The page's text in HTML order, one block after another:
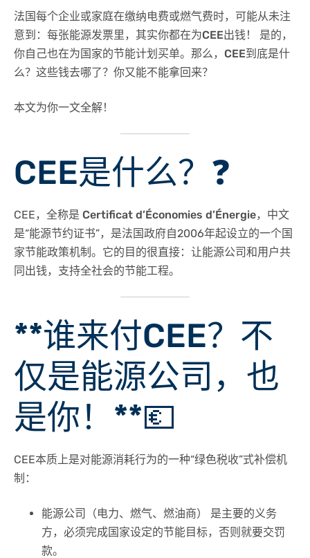
法国每个企业或家庭在缴纳电费或燃气费时，可能从未注
意到： 每张能源发票里，其实你都在为CEE出钱！
是的，
你自己也在为国家的节能计划买单。那么， CEE到底是什
么？这些钱去哪了？你又能不能拿回来？
本文为你一文全解！
CEE是什么？ ❓
CEE，全称是 Certificat d’Économies d’Énergie，中文
是“能源节约证书”，是法国政府自2006年起设立的一个国
家节能政策机制。它的目的很直接： 让能源公司和用户共
同出钱，支持全社会的节能工程。
**谁来付CEE？不
仅是能源公司，也
是你！**💶
CEE本质上是对能源消耗行为的一种“绿色税收”式补偿机
制：
能源公司（电力、燃气、燃油商）
是主要的义务
方，必须完成国家设定的节能目标，否则就要交罚
款。